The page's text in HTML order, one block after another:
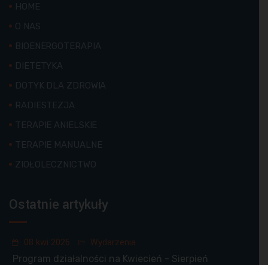
HOME
O NAS
BIOENERGOTERAPIA
DIETETYKA
DOTYK DLA ZDROWIA
RADIESTEZJA
TERAPIE ANIELSKIE
TERAPIE MANUALNE
ZIOŁOLECZNICTWO
Ostatnie artykuły
08 kwi 2026 Wydarzenia
Program działalności na Kwiecień - Sierpień